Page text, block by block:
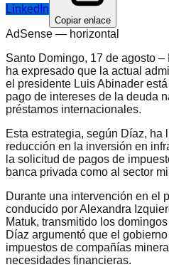
LinkedIn
Copiar enlace
AdSense — horizontal
Santo Domingo, 17 de agosto
ha expresado que la actual
el presidente Luis Abinader
pago de intereses de la deuda
préstamos internacionales.
Esta estrategia, según Díaz, ha
reducción en la inversión en
la solicitud de pagos de
banca privada como al sector
Durante una intervención en el
conducido por Alexandra
Matuk, transmitido los
Díaz argumentó que el
impuestos de compañías
necesidades financieras.